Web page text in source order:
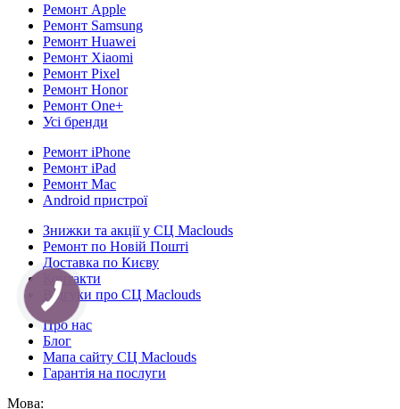
Ремонт Apple
Ремонт Samsung
Ремонт Huawei
Ремонт Xiaomi
Ремонт Pixel
Ремонт Honor
Ремонт One+
Усі бренди
Ремонт iPhone
Ремонт iPad
Ремонт Mac
Android пристрої
Знижки та акції у СЦ Maclouds
Ремонт по Новій Пошті
Доставка по Києву
Контакти
Відгуки про СЦ Maclouds
Про нас
Блог
Мапа сайту СЦ Maclouds
Гарантія на послуги
Мова:
КНОПКА
СВЯЗИ